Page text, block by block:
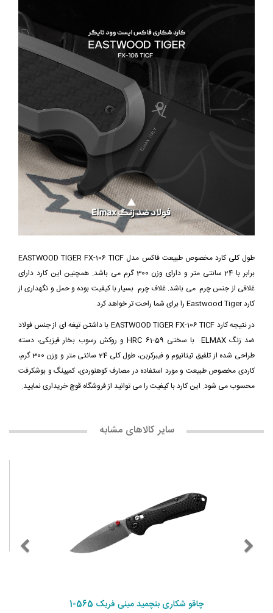
طول کلی کارد مخصوص طبیعت فاکس مدل EASTWOOD TIGER FX-106 TICF
برابر با 24 سانتی متر و دارای وزن 300 گرم می باشد. همچنین این کارد دارای
غلافی از جنس چرم می باشد. غلاف چرم بسیار با کیفیت بوده و حمل و نگهداری از
کارد Eastwood Tiger را برای شما راحت تر خواهد کرد.
در نتیجه کارد EASTWOOD TIGER FX-106 TICF با داشتن تیغه ای از جنس فولاد
ضد زنگ ELMAX با سختی 59-61 HRC و روکش رسوب بخار فیزیکی، دسته
طراحی شده از تلفیق تیتانیوم و فیبرکربن، طول کلی 24 سانتی متر و وزن 300 گرم،
کاردی مخصوص طبیعت و مورد استفاده در مصارف کوهنوردی، کمپینگ و بوشکرفت
محسوب می شود. این کارد با کیفیت را می توانید از فروشگاه قوچ خریداری نمایید.
سایر کالاهای مشابه
چاقو شکاری بنچمید مینی فریک 565-1